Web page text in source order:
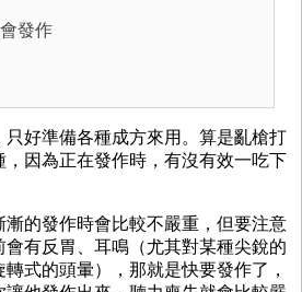
發作
好準備各種成方來用。算是亂槍打
因為正在發作時，有沒有效一吃下
的發作時會比較不嚴重，但要注意
有反胃、耳鳴（尤其對某種尖銳的
式的頭暈），那就是快要發作了，